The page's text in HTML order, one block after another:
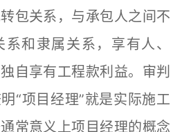
包关系，与承包人之间不
和隶属关系，享有人、
自享有工程款利益。审判
“项目经理”就是实际施工
常意义上项目经理的概念